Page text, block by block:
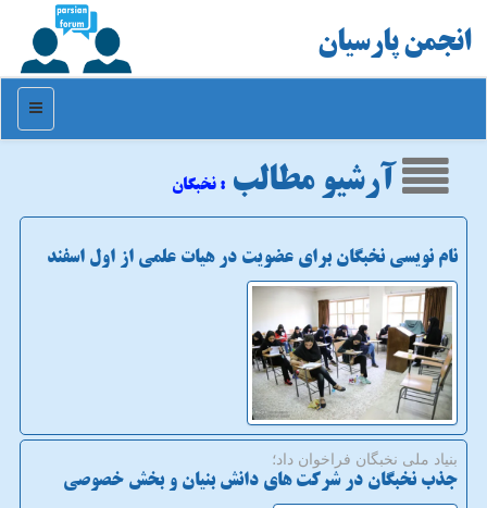
انجمن پارسیان
منو
آرشیو مطالب : نخبگان
نام نویسی نخبگان برای عضویت در هیات علمی از اول اسفند
بنیاد ملی نخبگان فراخوان داد؛
جذب نخبگان در شرکت های دانش بنیان و بخش خصوصی